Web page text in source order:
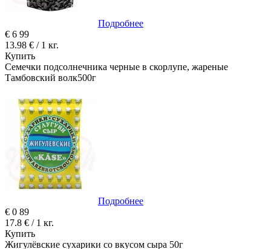
Подробнее
€ 6 99
13.98 € / 1 кг.
Купить
Семечки подсолнечника черные в скорлупе, жареные
Тамбовский волк500г
Подробнее
€ 0 89
17.8 € / 1 кг.
Купить
Жигулёвские сухарики со вкусом сыра 50г